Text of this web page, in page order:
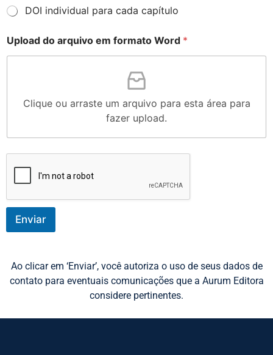
DOI individual para cada capítulo
Upload do arquivo em formato Word *
Clique ou arraste um arquivo para esta área para
fazer upload.
Enviar
Ao clicar em ‘Enviar’, você autoriza o uso de seus dados de
contato para eventuais comunicações que a Aurum Editora
considere pertinentes.